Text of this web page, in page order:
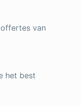
van
het best